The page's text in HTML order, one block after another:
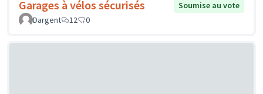
Garages à vélos sécurisés
Soumise au vote
Dargent
12 0